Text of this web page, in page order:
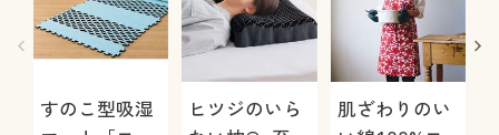
すのこ型吸湿
ヒツジのいら
肌ざわりのい